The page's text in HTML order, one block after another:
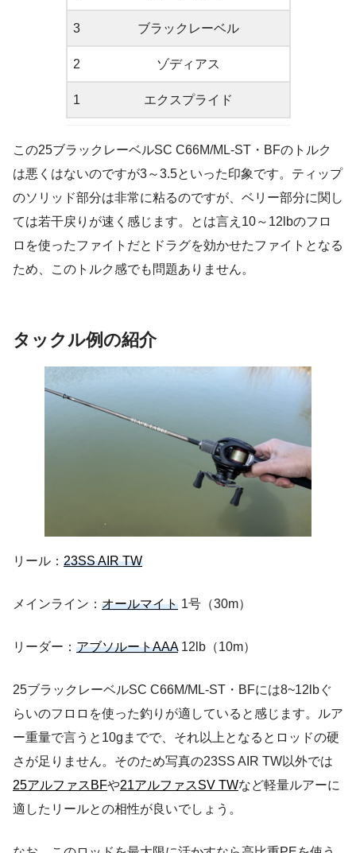
3 ブラックレーベル
2 ゾディアス
1 エクスプライド
この25ブラックレーベルSC C66M/ML-ST・BFのトルク
は悪くはないのですが3～3.5といった印象です。ティップ
のソリッド部分は非常に粘るのですが、ベリー部分に関し
ては若干戻りが速く感じます。とは言え10～12lbのフロ
ロを使ったファイトだとドラグを効かせたファイトとなる
ため、このトルク感でも問題ありません。
タックル例の紹介
リール： 23SS AIR TW
メインライン： オールマイト 1号（30m）
リーダー： アブソルートAAA12lb（10m）
25ブラックレーベルSC C66M/ML-ST・BFには8~12lbぐ
らいのフロロを使った釣りが適していると感じます。ルア
ー重量で言うと10gまでで、それ以上となるとロッドの硬
さが足りません。そのため写真の23SS AIR TW以外では
25アルファスBFや21アルファスSV TWなど軽量ルアーに
適したリールとの相性が良いでしょう。